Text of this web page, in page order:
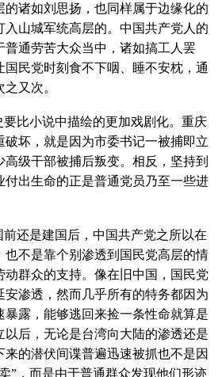
的诸如刘思扬，也同样属于边缘化的
入山城军统高层的。中国共产党人的
普通劳苦大众当中，诸如搞工人罢
国民党时刻食不下咽、睡不安枕，通
又次。
比小说中描绘的更加戏剧化。重庆
破坏，就是因为市委书记一被捕即立
级干部被捕后叛变。相反，坚持到
付出生命的正是普通党员乃至一些进
前还是建国后，中国共产党之所以在
也不是靠个别渗透到国民党高层的情
动群众的支持。像在旧中国，国民党
安渗透，然而几乎所有的特务都因为
暴露，能够逃回来捡一条性命就算是
以后，无论是台湾向大陆的渗透还是
来的潜伏间谍普遍迅速被抓也不是因
”，而是由于普通群众发现他们形迹